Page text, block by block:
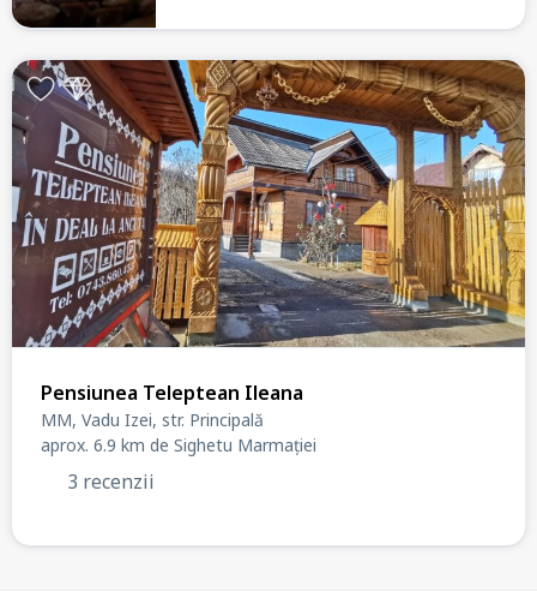
Pensiunea Teleptean Ileana
MM, Vadu Izei, str. Principală
aprox. 6.9 km de Sighetu Marmației
3 recenzii